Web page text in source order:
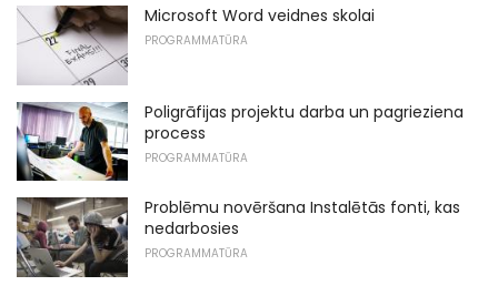
Microsoft Word veidnes skolai
PROGRAMMATŪRA
Poligrāfijas projektu darba un pagrieziena
process
PROGRAMMATŪRA
Problēmu novēršana Instalētās fonti, kas
nedarbosies
PROGRAMMATŪRA